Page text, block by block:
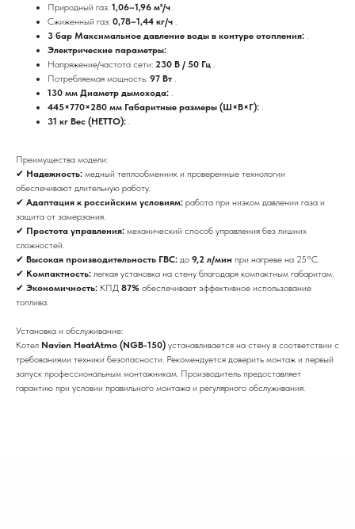
Природный газ: 1,06–1,96 м³/ч .
Сжиженный газ: 0,78–1,44 кг/ч .
3 бар Максимальное давление воды в контуре отопления: .
Электрические параметры:
Напряжение/частота сети: 230 В / 50 Гц .
Потребляемая мощность: 97 Вт .
130 мм Диаметр дымохода: .
445×770×280 мм Габаритные размеры (Ш×В×Г): .
31 кг Вес (НЕТТО): .
Преимущества модели:
✔ Надежность: медный теплообменник и проверенные технологии
обеспечивают длительную работу.
✔ Адаптация к российским условиям: работа при низком давлении газа и
защита от замерзания.
✔ Простота управления: механический способ управления без лишних
сложностей.
✔ Высокая производительность ГВС: до 9,2 л/мин при нагреве на 25°C.
✔ Компактность: легкая установка на стену благодаря компактным габаритам.
✔ Экономичность: КПД 87% обеспечивает эффективное использование
топлива.
Установка и обслуживание:
Котел Navien HeatAtmo (NGB-150) устанавливается на стену в соответствии с
требованиями техники безопасности. Рекомендуется доверить монтаж и первый
запуск профессиональным монтажникам. Производитель предоставляет
гарантию при условии правильного монтажа и регулярного обслуживания.